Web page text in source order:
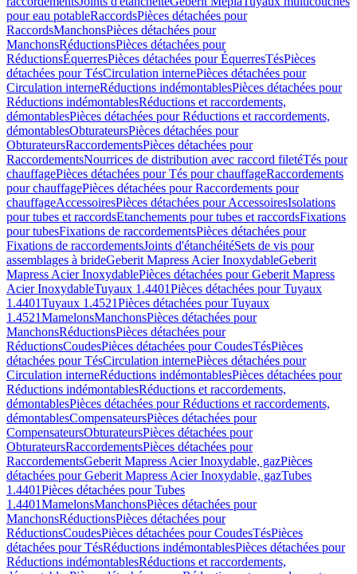
pour eau potableRaccordsPièces détachées pour
RaccordsManchonsPièces détachées pour
ManchonsRéductionsPièces détachées pour
RéductionsÉquerresPièces détachées pour ÉquerresTésPièces
détachées pour TésCirculation internePièces détachées pour
Circulation interneRéductions indémontablesPièces détachées pour
Réductions indémontablesRéductions et raccordements,
démontablesPièces détachées pour Réductions et raccordements,
démontablesObturateursPièces détachées pour
ObturateursRaccordementsPièces détachées pour
RaccordementsNourrices de distribution avec raccord filetéTés pour
chauffagePièces détachées pour Tés pour chauffageRaccordements
pour chauffagePièces détachées pour Raccordements pour
chauffageAccessoiresPièces détachées pour AccessoiresIsolations
pour tubes et raccordsEtanchements pour tubes et raccordsFixations
pour tubesFixations de raccordementsPièces détachées pour
Fixations de raccordementsJoints d'étanchéitéSets de vis pour
assemblages à brideGeberit Mapress Acier InoxydableGeberit
Mapress Acier InoxydablePièces détachées pour Geberit Mapress
Acier InoxydableTuyaux 1.4401Pièces détachées pour Tuyaux
1.4401Tuyaux 1.4521Pièces détachées pour Tuyaux
1.4521MamelonsManchonsPièces détachées pour
ManchonsRéductionsPièces détachées pour
RéductionsCoudesPièces détachées pour CoudesTésPièces
détachées pour TésCirculation internePièces détachées pour
Circulation interneRéductions indémontablesPièces détachées pour
Réductions indémontablesRéductions et raccordements,
démontablesPièces détachées pour Réductions et raccordements,
démontablesCompensateursPièces détachées pour
CompensateursObturateursPièces détachées pour
ObturateursRaccordementsPièces détachées pour
RaccordementsGeberit Mapress Acier Inoxydable, gazPièces
détachées pour Geberit Mapress Acier Inoxydable, gazTubes
1.4401Pièces détachées pour Tubes
1.4401MamelonsManchonsPièces détachées pour
ManchonsRéductionsPièces détachées pour
RéductionsCoudesPièces détachées pour CoudesTésPièces
détachées pour TésRéductions indémontablesPièces détachées pour
Réductions indémontablesRéductions et raccordements,